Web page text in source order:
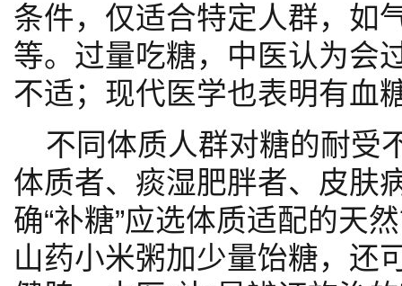
条件，仅适合特定人群，如
等。过量吃糖，中医认为会
不适；现代医学也表明有血
不同体质人群对糖的耐受
体质者、痰湿肥胖者、皮肤
确“补糖”应选体质适配的天
山药小米粥加少量饴糖，还